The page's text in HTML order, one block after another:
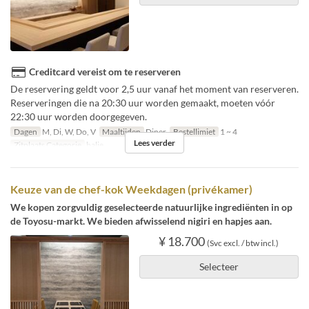
Creditcard vereist om te reserveren
De reservering geldt voor 2,5 uur vanaf het moment van reserveren.
Reserveringen die na 20:30 uur worden gemaakt, moeten vóór
22:30 uur worden doorgegeven.
Dagen M, Di, W, Do, V Maaltijden Diner Bestellimiet 1 ~ 4
Zitplaats Categorie
balie Lees verder
Keuze van de chef-kok Weekdagen (privékamer)
We kopen zorgvuldig geselecteerde natuurlijke ingrediënten in op
de Toyosu-markt. We bieden afwisselend nigiri en hapjes aan.
¥ 18.700 (Svc excl. / btw incl.)
Selecteer